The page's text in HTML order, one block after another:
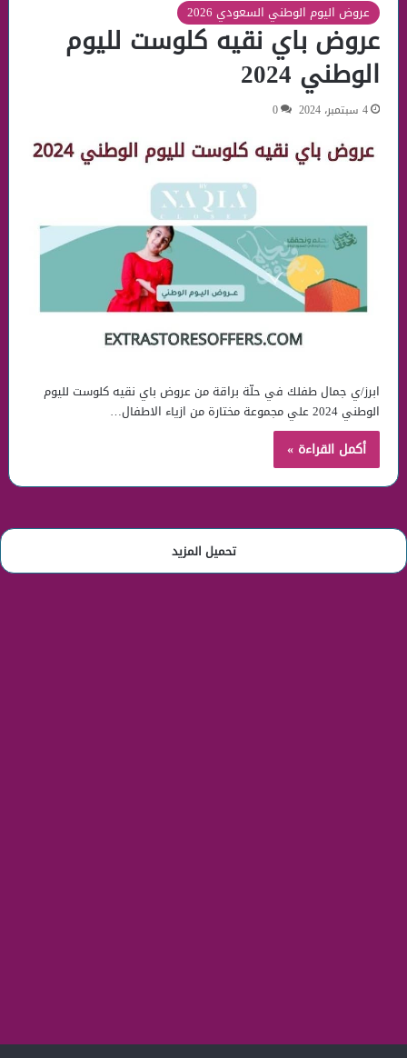
عروض اليوم الوطني السعودي 2026
عروض باي نقيه كلوست لليوم
الوطني 2024
4 سبتمبر، 2024 0
ابرز/ي جمال طفلك في حلّة براقة من عروض باي نقيه كلوست لليوم
الوطني 2024 علي مجموعة مختارة من ازياء الاطفال…
أكمل القراءة »
تحميل المزيد